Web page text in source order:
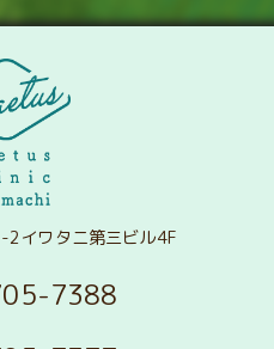
イワタニ第三ビル4F
7388